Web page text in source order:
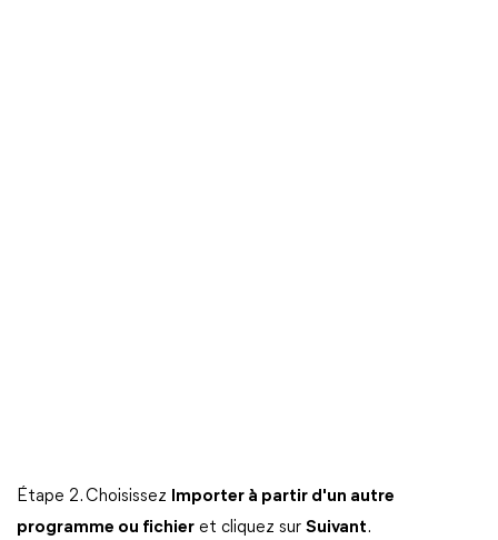
Étape 2. Choisissez
Importer à partir d'un autre
programme ou fichier et cliquez sur Suivant.